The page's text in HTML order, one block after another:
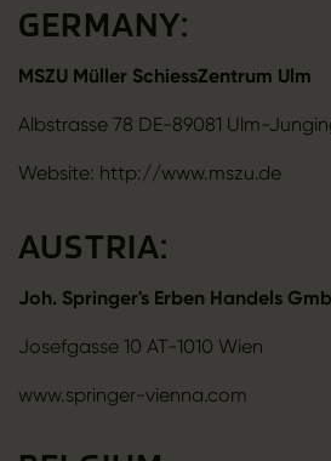
GERMANY:
MSZU Müller SchiessZentrum Ulm
Albstrasse 78 DE-89081 Ulm-
Website: http://www.mszu.de
AUSTRIA:
Joh. Springer's Erben Handels
Josefgasse 10 AT-1010 Wien
www.springer-vienna.com